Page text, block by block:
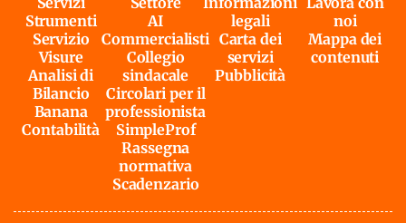
Strumenti
Servizio
Visure
Analisi di
Bilancio
Banana
Contabilità
AI
Commercialisti
Collegio
sindacale
Circolari per il
professionista
SimpleProf
Rassegna
normativa
Scadenzario
legali
Carta dei
servizi
Pubblicità
noi
Mappa dei
contenuti